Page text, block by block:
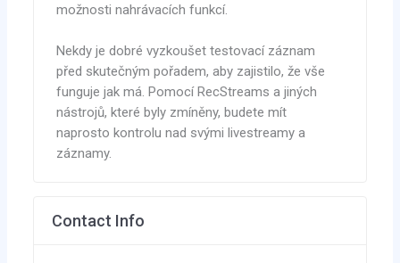
možnosti nahrávacích funkcí.
Nekdy je dobré vyzkoušet testovací záznam
před skutečným pořadem, aby zajistilo, že vše
funguje jak má. Pomocí RecStreams a jiných
nástrojů, které byly zmíněny, budete mít
naprosto kontrolu nad svými livestreamy a
záznamy.
Contact Info